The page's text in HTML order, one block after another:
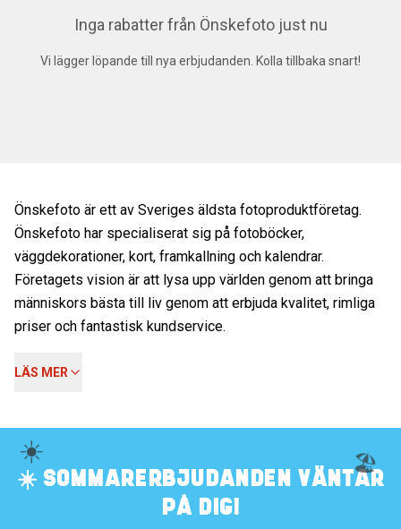
Inga rabatter från Önskefoto just nu
Vi lägger löpande till nya erbjudanden. Kolla tillbaka snart!
Önskefoto är ett av Sveriges äldsta fotoproduktföretag.
Önskefoto har specialiserat sig på fotoböcker,
väggdekorationer, kort, framkallning och kalendrar.
Företagets vision är att lysa upp världen genom att bringa
människors bästa till liv genom att erbjuda kvalitet, rimliga
priser och fantastisk kundservice.
LÄS MER
☀️ 🏖️
☀️ SOMMARERBJUDANDEN VÄNTAR
PÅ DIG!